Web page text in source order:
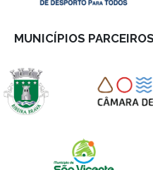
MUNICÍPIOS PARCEIROS